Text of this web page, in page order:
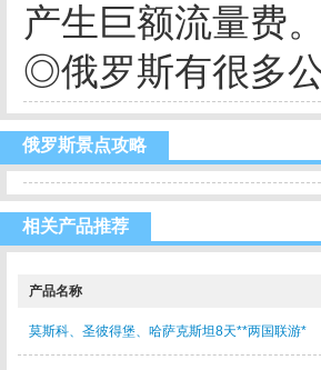
产生巨额流量费。
◎俄罗斯有很多
俄罗斯景点攻略
相关产品推荐
产品名称
莫斯科、圣彼得堡、哈萨克斯坦8天**两国联游*